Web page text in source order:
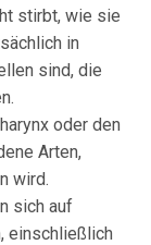
stirbt, wie sie
in
sind, die
oder den
Arten,
wird.
sich auf
einschließlich